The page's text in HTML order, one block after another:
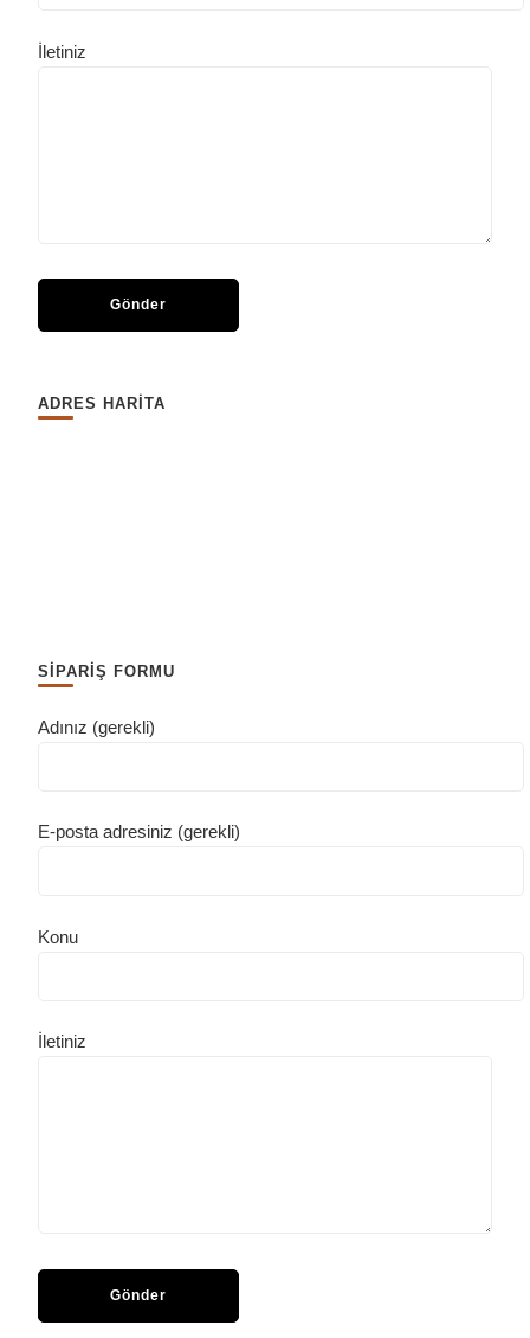
İletiniz
ADRES HARİTA
SİPARİŞ FORMU
Adınız (gerekli)
E-posta adresiniz (gerekli)
Konu
İletiniz